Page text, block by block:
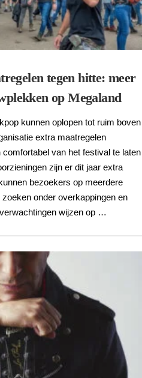
tegen hitte: meer
op Megaland
kunnen oplopen tot ruim boven
extra maatregelen
van het festival te laten
zijn er dit jaar extra
bezoekers op meerdere
onder overkappingen en
wijzen op …